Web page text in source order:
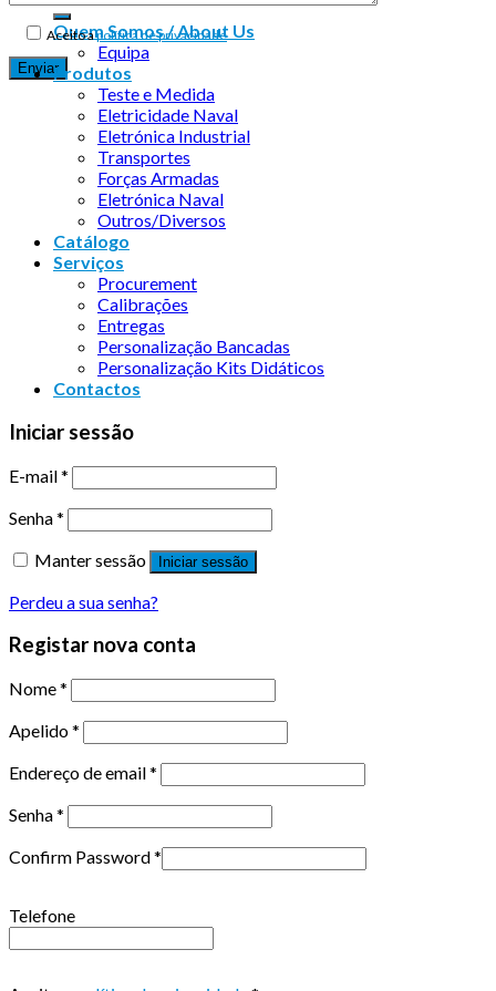
Aceito apolítica de privacidade
Quem Somos / About Us
Equipa
Produtos
Teste e Medida
Eletricidade Naval
Eletrónica Industrial
Transportes
Forças Armadas
Eletrónica Naval
Outros/Diversos
Catálogo
Serviços
Procurement
Calibrações
Entregas
Personalização Bancadas
Personalização Kits Didáticos
Contactos
Iniciar sessão
E-mail*
Senha*
Manter sessão
Iniciar sessão
Perdeu a sua senha?
Registar nova conta
Nome*
Apelido*
Endereço de email*
Senha*
Confirm Password*
Telefone